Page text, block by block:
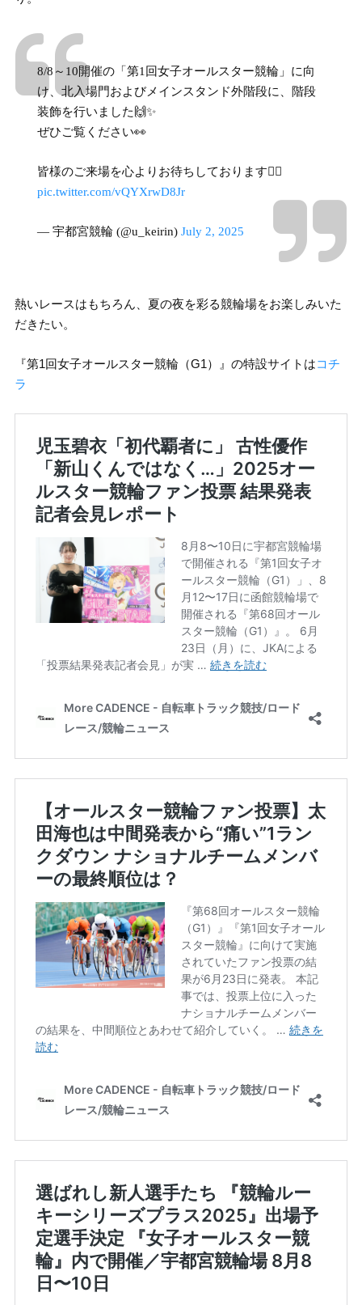
8/8～10開催の「第1回女子オールスター競輪」に向
け、北入場門およびメインスタンド外階段に、階段
装飾を行いました🙌✨
ぜひご覧ください👀
皆様のご来場を心よりお待ちしております🙆‍♀️
pic.twitter.com/vQYXrwD8Jr
— 宇都宮競輪 (@u_keirin) July 2, 2025
熱いレースはもちろん、夏の夜を彩る競輪場をお楽しみいた
だきたい。
『第1回女子オールスター競輪（G1）』の特設サイトはコチ
ラ